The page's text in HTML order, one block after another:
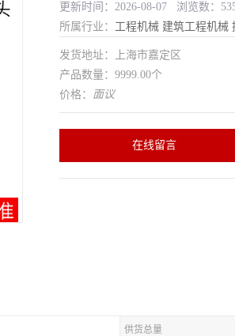
更新时间：2026-08-07 浏览数：
所属行业： 工程机械 建筑工程机械
发货地址：上海市嘉定区
产品数量：9999.00个
价格： 面议
在线留言
供货总量